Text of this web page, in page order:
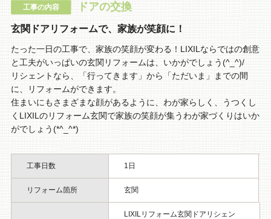
工事の内容 ドアの交換
玄関ドアリフォームで、家族が笑顔に！
たった一日の工事で、家族の笑顔が変わる！LIXILならではの創意
と工夫がいっぱいの玄関リフォームは、いかがでしょう(^_^)/
リシェントなら、「行ってきます」から「ただいま」までの間
に、リフォームができます。
住まいにもさまざまな顔があるように、わが家らしく、うつくし
くLIXILのリフォーム玄関で家族の笑顔が集うわが家づくりはいか
がでしょう(*^_^*)
工事日数 1日
リフォーム箇所 玄関
LIXILリフォーム玄関ドアリシェン